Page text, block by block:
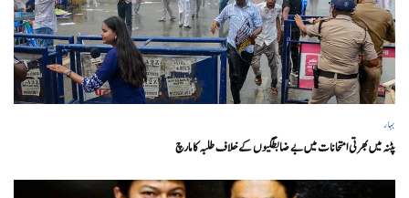
بہار
پٹنہ میں بھرتی امتحانات میں بے ضابطگیوں کے خلاف طلبہ کا مارچ